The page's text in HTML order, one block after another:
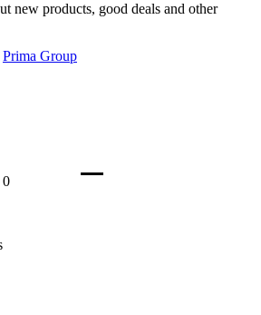
new products, good deals and other
Prima Group
0